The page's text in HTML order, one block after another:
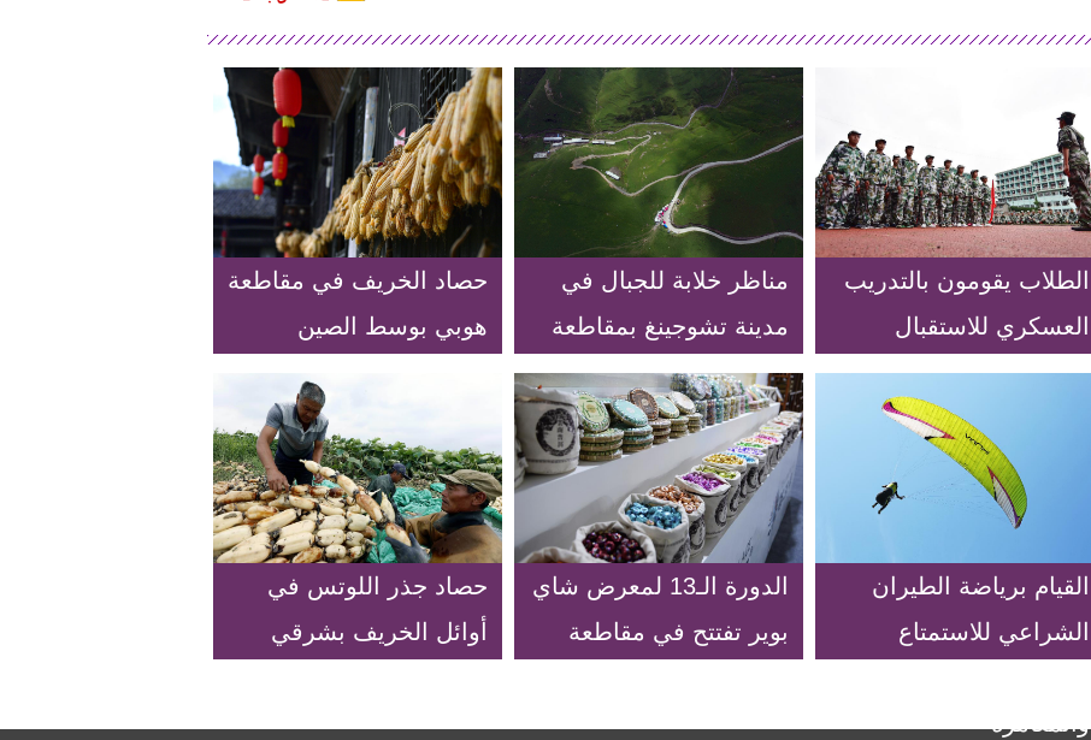
الطلاب يقومون بالتدريب
العسكري للاستقبال
المرحلة الدراسية الجديدة
مناظر خلابة للجبال في
مدينة تشوجينغ بمقاطعة
يوننان
حصاد الخريف في مقاطعة
هوبي بوسط الصين
القيام برياضة الطيران
الشراعي للاستمتاع
والمغامرة
الدورة الـ13 لمعرض شاي
بوير تفتتح في مقاطعة
حصاد جذر اللوتس في
أوائل الخريف بشرقي